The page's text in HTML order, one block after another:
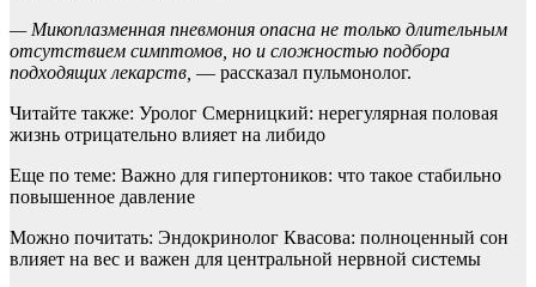
— Микоплазменная пневмония опасна не только длительным
отсутствием симптомов, но и сложностью подбора
подходящих лекарств, — рассказал пульмонолог.
Читайте также: Уролог Смерницкий: нерегулярная половая
жизнь отрицательно влияет на либидо
Еще по теме: Важно для гипертоников: что такое стабильно
повышенное давление
Можно почитать: Эндокринолог Квасова: полноценный сон
влияет на вес и важен для центральной нервной системы